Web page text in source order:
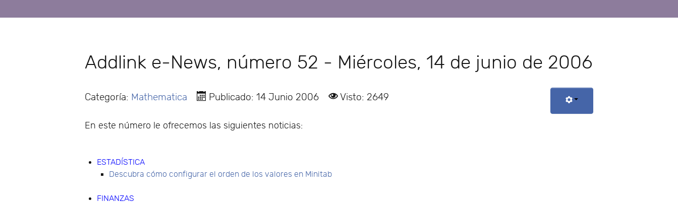
Addlink e-News, número 52 - Miércoles, 14 de junio de 2006
Categoría: Mathematica Publicado: 14 Junio 2006 Visto: 2649
En este número le ofrecemos las siguientes noticias:
ESTADÍSTICA
Descubra cómo configurar el orden de los valores en Minitab
FINANZAS